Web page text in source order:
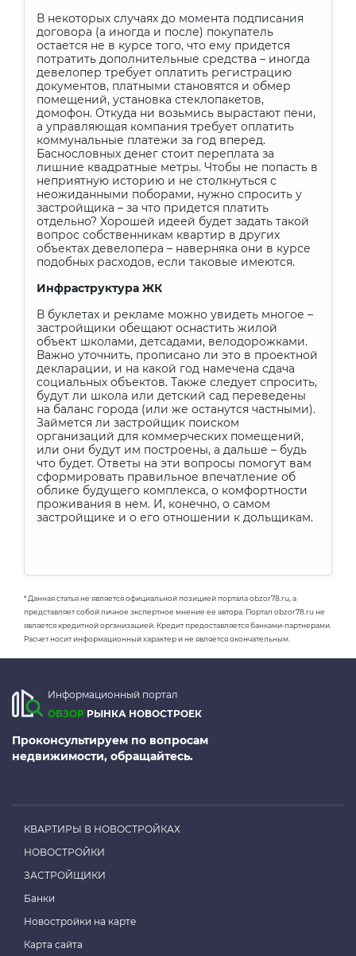
В некоторых случаях до момента подписания
договора (а иногда и после) покупатель
остается не в курсе того, что ему придется
потратить дополнительные средства – иногда
девелопер требует оплатить регистрацию
документов, платными становятся и обмер
помещений, установка стеклопакетов,
домофон. Откуда ни возьмись вырастают пени,
а управляющая компания требует оплатить
коммунальные платежи за год вперед.
Баснословных денег стоит переплата за
лишние квадратные метры. Чтобы не попасть в
неприятную историю и не столкнуться с
неожиданными поборами, нужно спросить у
застройщика – за что придется платить
отдельно? Хорошей идеей будет задать такой
вопрос собственникам квартир в других
объектах девелопера – наверняка они в курсе
подобных расходов, если таковые имеются.
Инфраструктура ЖК
В буклетах и рекламе можно увидеть многое –
застройщики обещают оснастить жилой
объект школами, детсадами, велодорожками.
Важно уточнить, прописано ли это в проектной
декларации, и на какой год намечена сдача
социальных объектов. Также следует спросить,
будут ли школа или детский сад переведены
на баланс города (или же останутся частными).
Займется ли застройщик поиском
организаций для коммерческих помещений,
или они будут им построены, а дальше – будь
что будет. Ответы на эти вопросы помогут вам
сформировать правильное впечатление об
облике будущего комплекса, о комфортности
проживания в нем. И, конечно, о самом
застройщике и о его отношении к дольщикам.
* Данная статья не является официальной позицией портала obzor78.ru, а
представляет собой личное экспертное мнение ее автора. Портал obzor78.ru не
является кредитной организацией. Кредит предоставляется банками-партнерами.
Расчет носит информационный характер и не является окончательным.
Информационный портал
ОБЗОР РЫНКА НОВОСТРОЕК
Проконсультируем по вопросам
недвижимости, обращайтесь.
КВАРТИРЫ В НОВОСТРОЙКАХ
НОВОСТРОЙКИ
ЗАСТРОЙЩИКИ
Банки
Новостройки на карте
Карта сайта